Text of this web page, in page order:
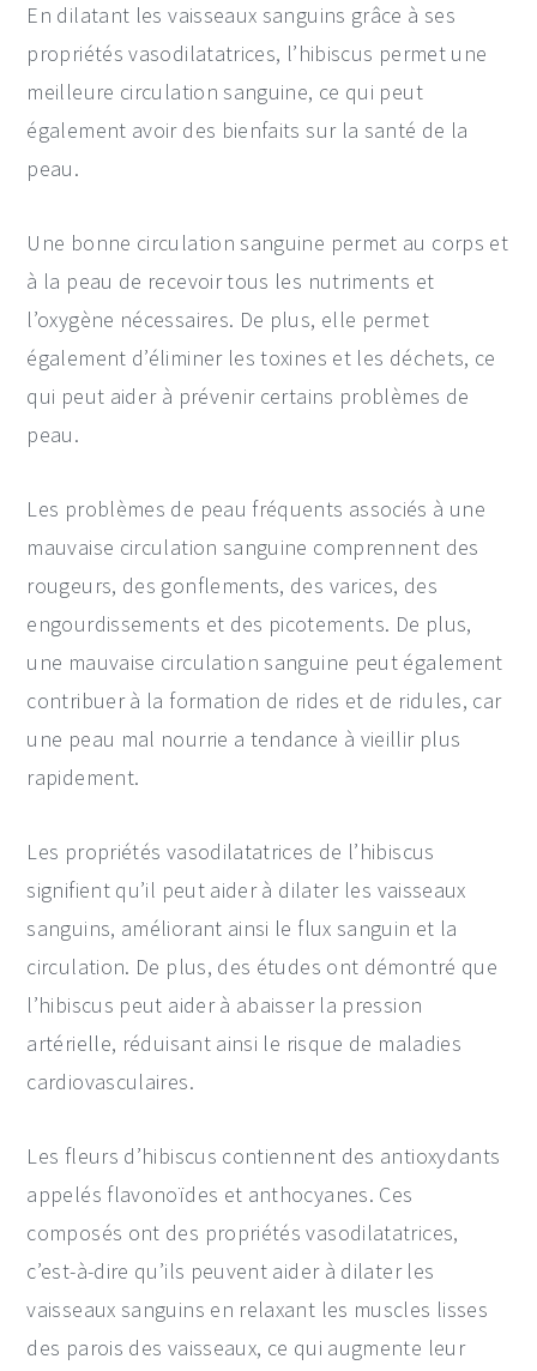
En dilatant les vaisseaux sanguins grâce à ses
propriétés vasodilatatrices, l’hibiscus permet une
meilleure circulation sanguine, ce qui peut
également avoir des bienfaits sur la santé de la
peau.
Une bonne circulation sanguine permet au corps et
à la peau de recevoir tous les nutriments et
l’oxygène nécessaires. De plus, elle permet
également d’éliminer les toxines et les déchets, ce
qui peut aider à prévenir certains problèmes de
peau.
Les problèmes de peau fréquents associés à une
mauvaise circulation sanguine comprennent des
rougeurs, des gonflements, des varices, des
engourdissements et des picotements. De plus,
une mauvaise circulation sanguine peut également
contribuer à la formation de rides et de ridules, car
une peau mal nourrie a tendance à vieillir plus
rapidement.
Les propriétés vasodilatatrices de l’hibiscus
signifient qu’il peut aider à dilater les vaisseaux
sanguins, améliorant ainsi le flux sanguin et la
circulation. De plus, des études ont démontré que
l’hibiscus peut aider à abaisser la pression
artérielle, réduisant ainsi le risque de maladies
cardiovasculaires.
Les fleurs d’hibiscus contiennent des antioxydants
appelés flavonoïdes et anthocyanes. Ces
composés ont des propriétés vasodilatatrices,
c’est-à-dire qu’ils peuvent aider à dilater les
vaisseaux sanguins en relaxant les muscles lisses
des parois des vaisseaux, ce qui augmente leur